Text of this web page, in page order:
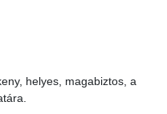
helyes, magabiztos, a